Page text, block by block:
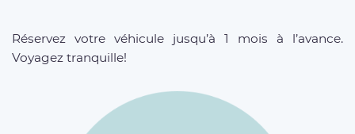
Réservez votre véhicule jusqu’à 1 mois à l’avance.
Voyagez tranquille!